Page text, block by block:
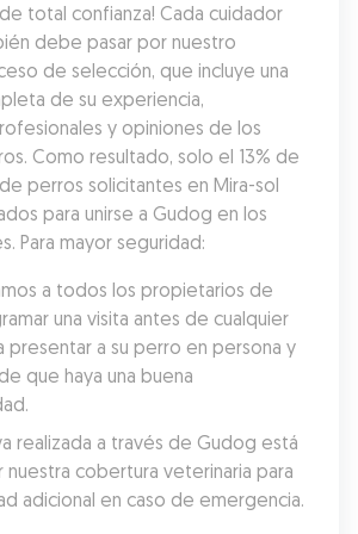
total confianza! Cada cuidador
debe pasar por nuestro
de selección, que incluye una
de su experiencia,
y opiniones de los
Como resultado, solo el 13% de
perros solicitantes en Mira-sol
para unirse a Gudog en los
Para mayor seguridad:
a todos los propietarios de
una visita antes de cualquier
presentar a su perro en persona y
que haya una buena
realizada a través de Gudog está
nuestra cobertura veterinaria para
adicional en caso de emergencia.